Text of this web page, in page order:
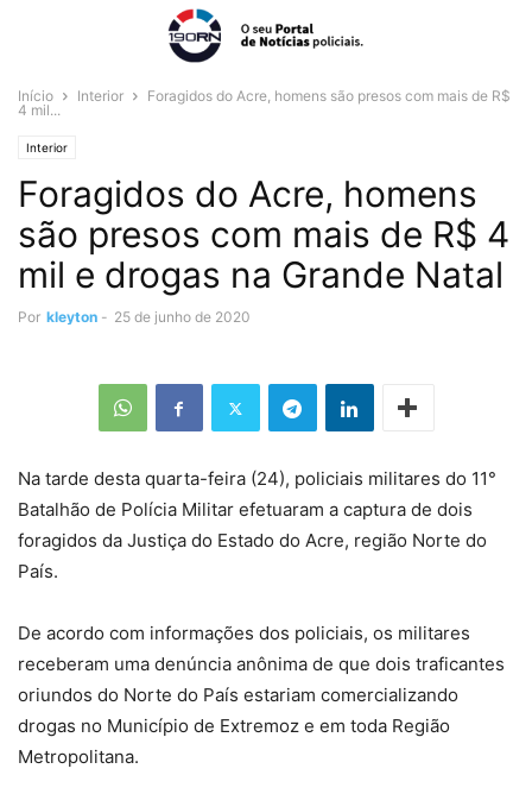
Início Interior
Foragidos do Acre, homens são presos com mais de R$
4 mil...
Interior
Foragidos do Acre, homens
são presos com mais de R$ 4
mil e drogas na Grande Natal
Por kleyton - 25 de junho de 2020
Na tarde desta quarta-feira (24), policiais militares do 11°
Batalhão de Polícia Militar efetuaram a captura de dois
foragidos da Justiça do Estado do Acre, região Norte do
País.
De acordo com informações dos policiais, os militares
receberam uma denúncia anônima de que dois traficantes
oriundos do Norte do País estariam comercializando
drogas no Município de Extremoz e em toda Região
Metropolitana.